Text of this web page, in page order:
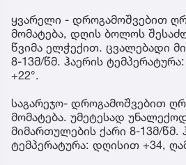
ყვარელი - დროგამოშვებით
მომატება, დღის ბოლოს
წვიმა ელჭექით. ცვალებადი
8-13მ/წმ. ჰაერის
+22°.
საგარეჯო- დროგამოშვებით
მომატება. უმეტესად
მიმართულების ქარი 8-13მ/წმ.
ტემპერატურა: დღისით +34,